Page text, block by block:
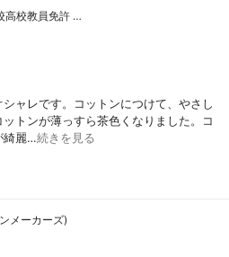
高校教員免許 …
ャレです。コットンにつけて、やさし
トンが薄っすら茶色くなりました。コ
綺麗…続きを見る
メーカーズ)